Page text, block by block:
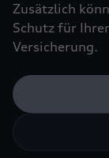
Zusätzlich
Schutz für
Versicherung.